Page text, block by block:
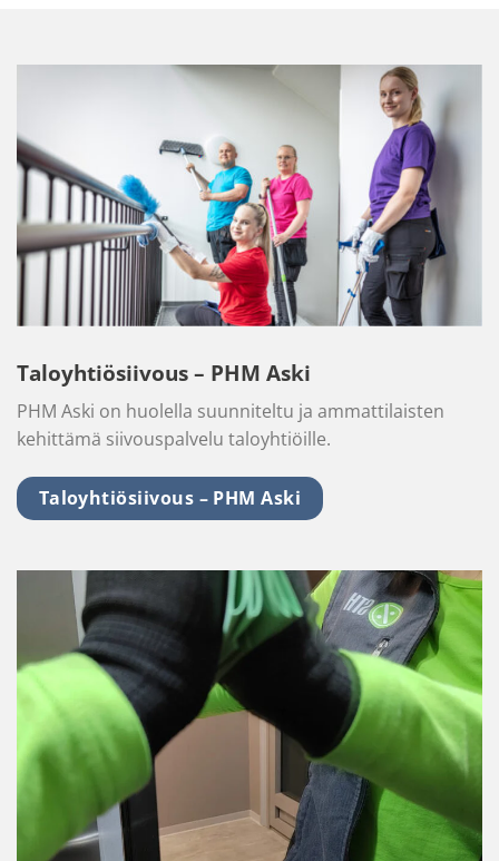
Taloyhtiösiivous – PHM Aski
PHM Aski on huolella suunniteltu ja ammattilaisten
kehittämä siivouspalvelu taloyhtiöille.
Taloyhtiösiivous – PHM Aski